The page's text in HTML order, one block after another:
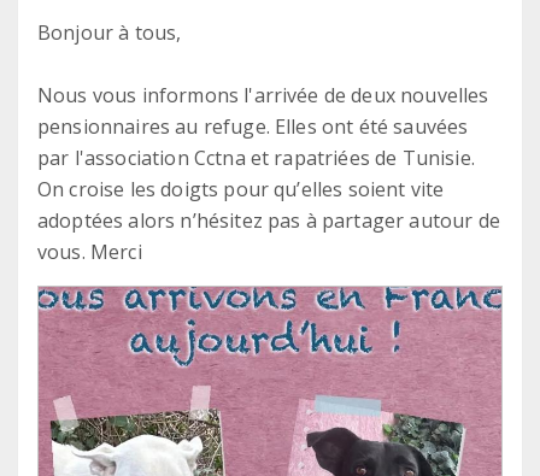
Bonjour à tous,
Nous vous informons l'arrivée de deux nouvelles
pensionnaires au refuge. Elles ont été sauvées
par l'association Cctna et rapatriées de Tunisie.
On croise les doigts pour qu’elles soient vite
adoptées alors n’hésitez pas à partager autour de
vous. Merci